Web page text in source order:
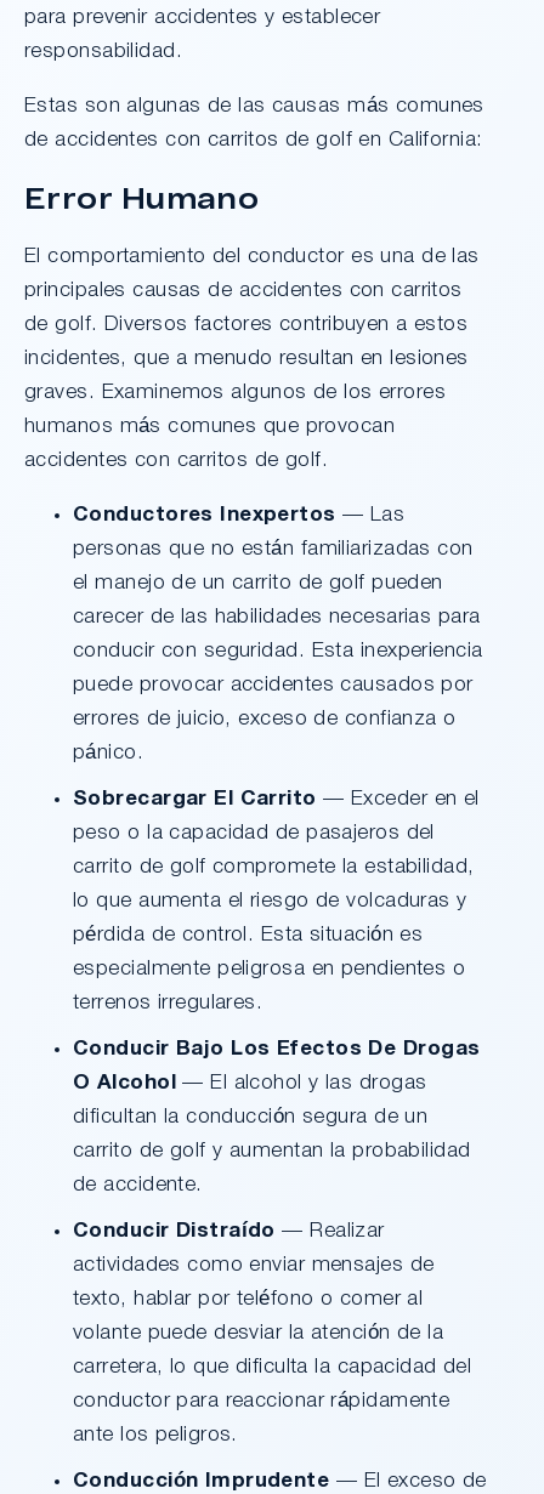
para prevenir accidentes y establecer
responsabilidad.
Estas son algunas de las causas más comunes
de accidentes con carritos de golf en California:
Error Humano
El comportamiento del conductor es una de las
principales causas de accidentes con carritos
de golf. Diversos factores contribuyen a estos
incidentes, que a menudo resultan en lesiones
graves. Examinemos algunos de los errores
humanos más comunes que provocan
accidentes con carritos de golf.
Conductores Inexpertos — Las
personas que no están familiarizadas con
el manejo de un carrito de golf pueden
carecer de las habilidades necesarias para
conducir con seguridad. Esta inexperiencia
puede provocar accidentes causados por
errores de juicio, exceso de confianza o
pánico.
Sobrecargar El Carrito— Exceder en el
peso o la capacidad de pasajeros del
carrito de golf compromete la estabilidad,
lo que aumenta el riesgo de volcaduras y
pérdida de control. Esta situación es
especialmente peligrosa en pendientes o
terrenos irregulares.
Conducir Bajo Los Efectos De Drogas
O Alcohol
— El alcohol y las drogas
dificultan la conducción segura de un
carrito de golf y aumentan la probabilidad
de accidente.
Conducir Distraído— Realizar
actividades como enviar mensajes de
texto, hablar por teléfono o comer al
volante puede desviar la atención de la
carretera, lo que dificulta la capacidad del
conductor para reaccionar rápidamente
ante los peligros.
Conducción Imprudente — El exceso de